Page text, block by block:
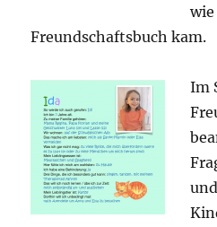
wie
Freundschaftsbuch kam.
Im